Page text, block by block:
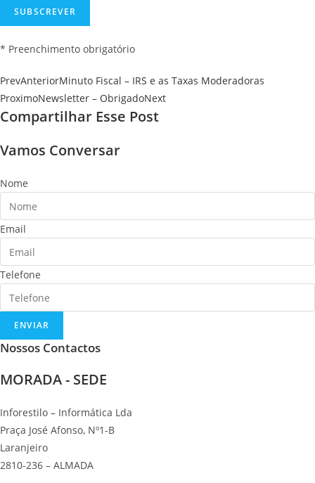
* Preenchimento obrigatório
PrevAnteriorMinuto Fiscal – IRS e as Taxas Moderadoras
ProximoNewsletter – ObrigadoNext
Compartilhar Esse Post
Vamos Conversar
Nome
Email
Telefone
ENVIAR
Nossos Contactos
MORADA - SEDE
Inforestilo – Informática Lda
Praça José Afonso, Nº1-B
Laranjeiro
2810-236 – ALMADA